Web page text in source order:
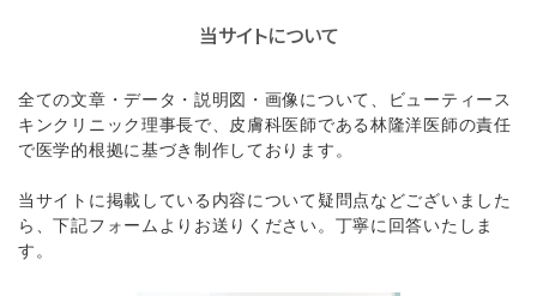
当サイトについて
全ての文章・データ・説明図・画像について、ビューティース
キンクリニック理事長で、皮膚科医師である林隆洋医師の責任
で医学的根拠に基づき制作しております。
当サイトに掲載している内容について疑問点などございました
ら、下記フォームよりお送りください。丁寧に回答いたしま
す。